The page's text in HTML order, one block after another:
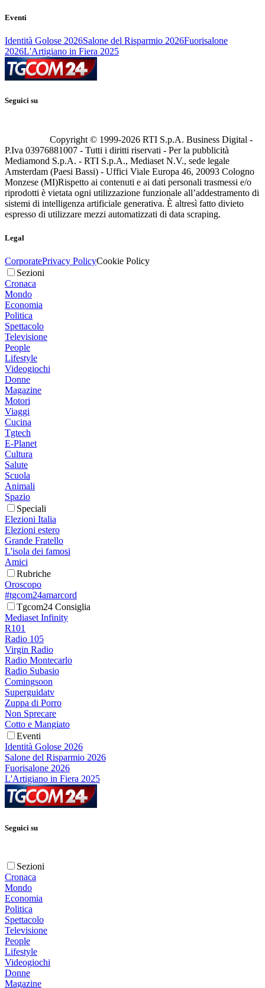
Eventi
Identità Golose 2026Salone del Risparmio 2026Fuorisalone
2026L'Artigiano in Fiera 2025
Seguici su
Copyright © 1999-2026 RTI S.p.A. Business Digital -
P.Iva 03976881007 - Tutti i diritti riservati - Per la pubblicità
Mediamond S.p.A. - RTI S.p.A., Mediaset N.V., sede legale
Amsterdam (Paesi Bassi) - Uffici Viale Europa 46, 20093 Cologno
Monzese (MI)Rispetto ai contenuti e ai dati personali trasmessi e/o
riprodotti è vietata ogni utilizzazione funzionale all’addestramento di
sistemi di intelligenza artificiale generativa. È altresì fatto divieto
espresso di utilizzare mezzi automatizzati di data scraping.
Legal
CorporatePrivacy PolicyCookie Policy
Sezioni
Cronaca
Mondo
Economia
Politica
Spettacolo
Televisione
People
Lifestyle
Videogiochi
Donne
Magazine
Motori
Viaggi
Cucina
Tgtech
E-Planet
Cultura
Salute
Scuola
Animali
Spazio
Speciali
Elezioni Italia
Elezioni estero
Grande Fratello
L'isola dei famosi
Amici
Rubriche
Oroscopo
#tgcom24amarcord
Tgcom24 Consiglia
Mediaset Infinity
R101
Radio 105
Virgin Radio
Radio Montecarlo
Radio Subasio
Comingsoon
Superguidatv
Zuppa di Porro
Non Sprecare
Cotto e Mangiato
Eventi
Identità Golose 2026
Salone del Risparmio 2026
Fuorisalone 2026
L'Artigiano in Fiera 2025
Seguici su
Sezioni
Cronaca
Mondo
Economia
Politica
Spettacolo
Televisione
People
Lifestyle
Videogiochi
Donne
Magazine